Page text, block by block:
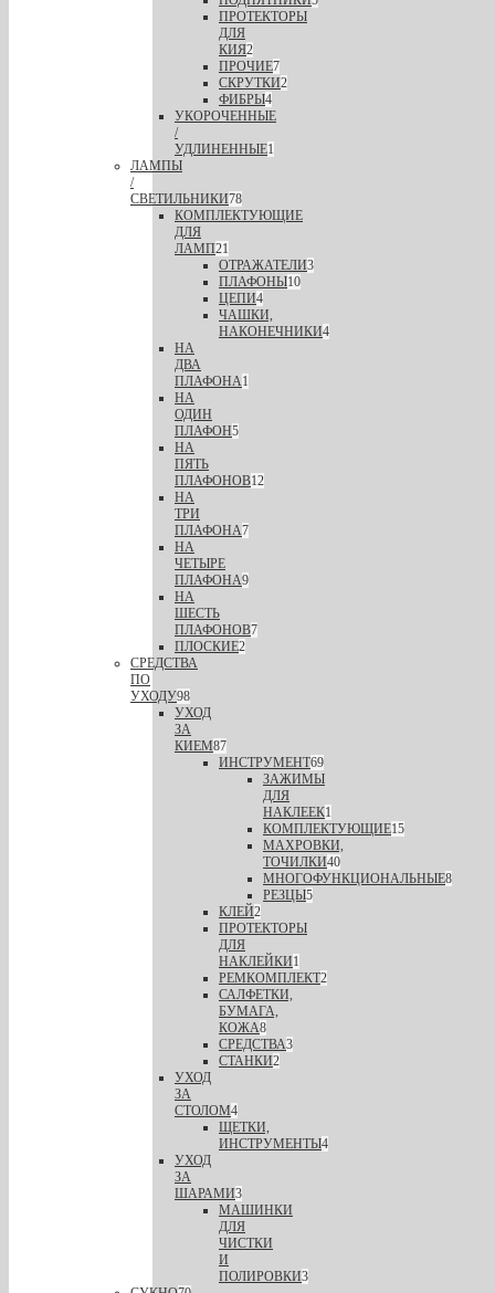
ПРОТЕКТОРЫ
ДЛЯ
КИЯ2
ПРОЧИЕ7
СКРУТКИ2
ФИБРЫ4
УКОРОЧЕННЫЕ
/
УДЛИНЕННЫЕ1
ЛАМПЫ
/
СВЕТИЛЬНИКИ78
КОМПЛЕКТУЮЩИЕ
ДЛЯ
ЛАМП21
ОТРАЖАТЕЛИ3
ПЛАФОНЫ10
ЦЕПИ4
ЧАШКИ,
НАКОНЕЧНИКИ4
НА
ДВА
ПЛАФОНА1
НА
ОДИН
ПЛАФОН5
НА
ПЯТЬ
ПЛАФОНОВ12
НА
ТРИ
ПЛАФОНА7
НА
ЧЕТЫРЕ
ПЛАФОНА9
НА
ШЕСТЬ
ПЛАФОНОВ7
ПЛОСКИЕ2
СРЕДСТВА
ПО
УХОДУ98
УХОД
ЗА
КИЕМ87
ИНСТРУМЕНТ69
ЗАЖИМЫ
ДЛЯ
НАКЛЕЕК1
КОМПЛЕКТУЮЩИЕ15
МАХРОВКИ,
ТОЧИЛКИ40
МНОГОФУНКЦИОНАЛЬНЫЕ8
РЕЗЦЫ5
КЛЕЙ2
ПРОТЕКТОРЫ
ДЛЯ
НАКЛЕЙКИ1
РЕМКОМПЛЕКТ2
САЛФЕТКИ,
БУМАГА,
КОЖА8
СРЕДСТВА3
СТАНКИ2
УХОД
ЗА
СТОЛОМ4
ЩЕТКИ,
ИНСТРУМЕНТЫ4
УХОД
ЗА
ШАРАМИ3
МАШИНКИ
ДЛЯ
ЧИСТКИ
И
ПОЛИРОВКИ3